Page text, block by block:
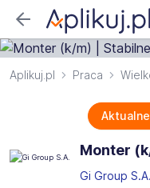
Aplikuj.pl Praca
Monter
Gi Group S.A.